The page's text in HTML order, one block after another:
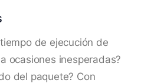
de ejecución de
ocasiones inesperadas?
del paquete? Con